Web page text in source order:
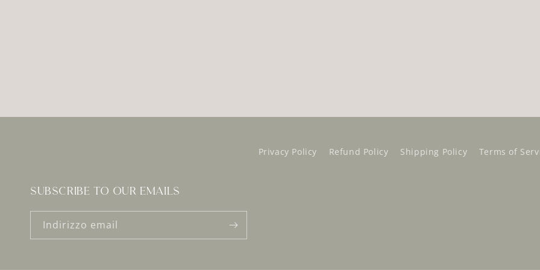
Privacy Policy Refund Policy Shipping Policy Terms of
Subscribe to our emails
Indirizzo email